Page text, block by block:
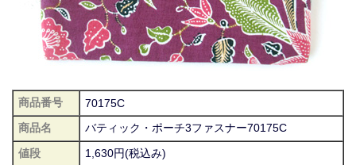
商品番号
70175C
商品名
バティック・ポーチ3ファスナー70175C
値段
1,630円(税込み)